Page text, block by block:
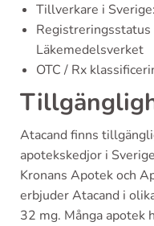
Tillverkare i
Registreringsstatus
Läkemedelsverket
OTC / Rx
Atacand finns
apotekskedjor i
Kronans Apotek och
erbjuder Atacand i
32 mg. Många apotek